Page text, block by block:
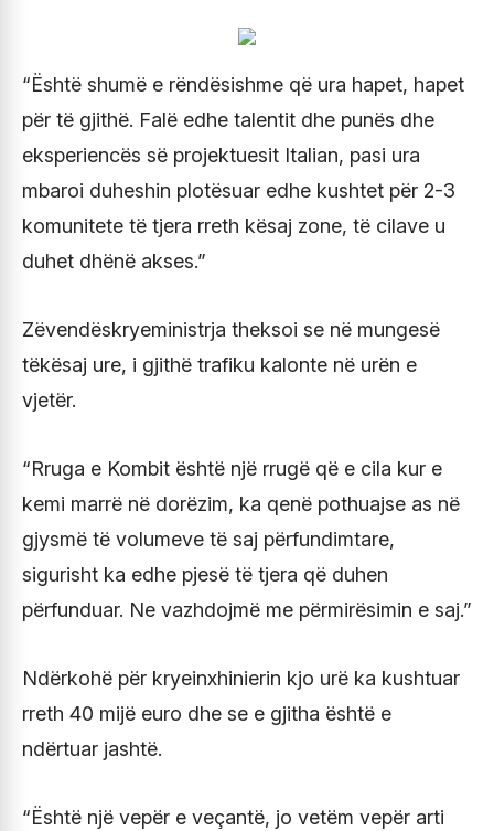
“Është shumë e rëndësishme që ura hapet, hapet
për të gjithë. Falë edhe talentit dhe punës dhe
eksperiencës së projektuesit Italian, pasi ura
mbaroi duheshin plotësuar edhe kushtet për 2-3
komunitete të tjera rreth kësaj zone, të cilave u
duhet dhënë akses.”
Zëvendëskryeministrja theksoi se në mungesë
tëkësaj ure, i gjithë trafiku kalonte në urën e
vjetër.
“Rruga e Kombit është një rrugë që e cila kur e
kemi marrë në dorëzim, ka qenë pothuajse as në
gjysmë të volumeve të saj përfundimtare,
sigurisht ka edhe pjesë të tjera që duhen
përfunduar. Ne vazhdojmë me përmirësimin e saj.”
Ndërkohë për kryeinxhinierin kjo urë ka kushtuar
rreth 40 mijë euro dhe se e gjitha është e
ndërtuar jashtë.
“Është një vepër e veçantë, jo vetëm vepër arti